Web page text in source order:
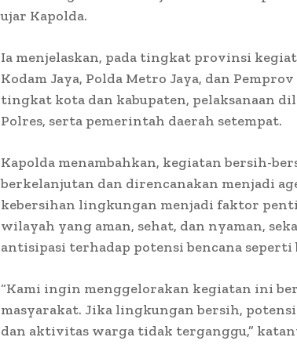
ujar Kapolda.
Ia menjelaskan, pada tingkat provinsi
Kodam Jaya, Polda Metro Jaya, dan
tingkat kota dan kabupaten, pelaksanaan
Polres, serta pemerintah daerah setempat.
Kapolda menambahkan, kegiatan bersih-
berkelanjutan dan direncanakan menjadi
kebersihan lingkungan menjadi faktor
wilayah yang aman, sehat, dan nyaman,
antisipasi terhadap potensi bencana seperti
“Kami ingin menggelorakan kegiatan ini
masyarakat. Jika lingkungan bersih,
dan aktivitas warga tidak terganggu,”